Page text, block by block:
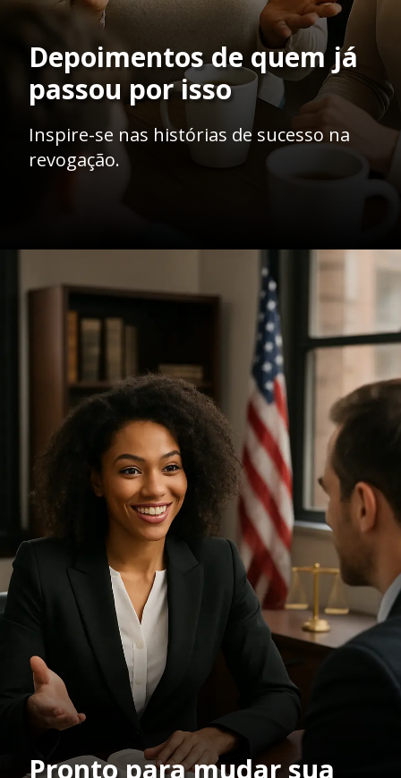
Depoimentos de quem já
passou por isso
Inspire-se nas histórias de sucesso na
revogação.
https://ademilsoncs.adv.br/como-conseguir-a-revogacao-de-medidas-protetivas-fundamentos-juridicos-e-procedimentos-necessarios/
Pronto para mudar sua